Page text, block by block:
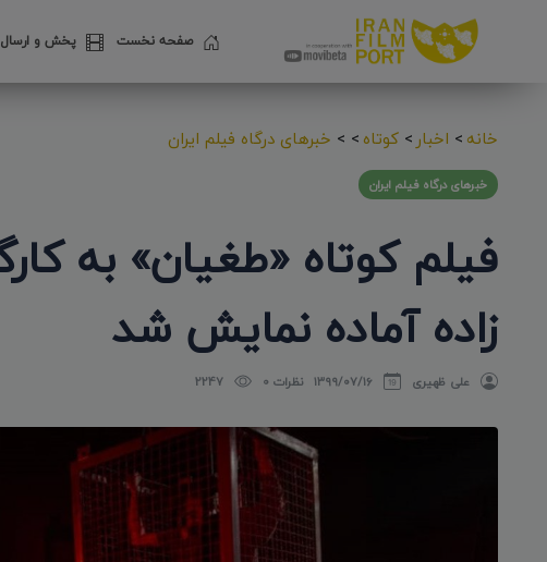
صفحه نخست پخش و
خانه> اخبار > کوتاه>
> خبرهای درگاه فیلم ایران
خبرهای درگاه فیلم ایران
فیلم کوتاه «طغیان» به
زاده آماده نمایش شد
علی ظهیری ۱۳۹۹/۰۷/۱۶ نظرات 0 2247